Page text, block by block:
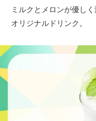
ミルクとメロンが優し
オリジナルドリンク。